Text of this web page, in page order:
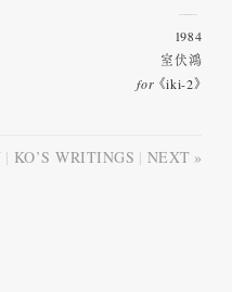
1984
室伏鴻
for 《iki-2》
KO’S WRITINGS NEXT